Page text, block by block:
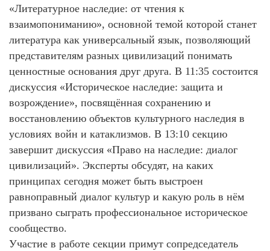
«Литературное наследие: от чтения к
взаимопониманию», основной темой которой станет
литература как универсальный язык, позволяющий
представителям разных цивилизаций понимать
ценностные основания друг друга. В 11:35 состоится
дискуссия «Историческое наследие: защита и
возрождение», посвящённая сохранению и
восстановлению объектов культурного наследия в
условиях войн и катаклизмов. В 13:10 секцию
завершит дискуссия «Право на наследие: диалог
цивилизаций». Эксперты обсудят, на каких
принципах сегодня может быть выстроен
равноправный диалог культур и какую роль в нём
призвано сыграть профессиональное историческое
сообщество.
Участие в работе секции примут сопредседатель